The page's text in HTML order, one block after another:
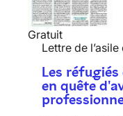
Gratuit
Lettre de
Les
en quête